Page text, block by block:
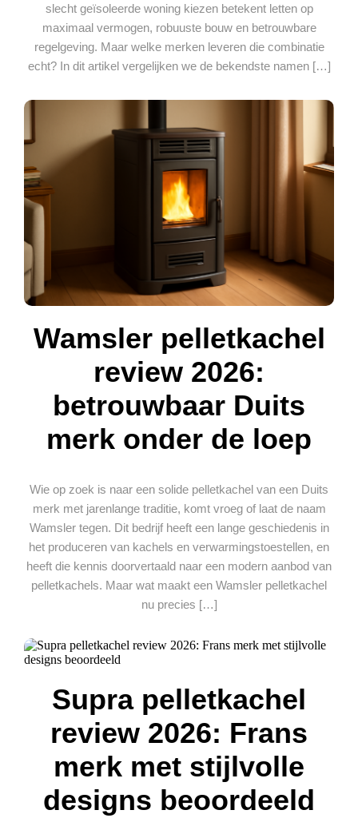
slecht geïsoleerde woning kiezen betekent letten op
maximaal vermogen, robuuste bouw en betrouwbare
regelgeving. Maar welke merken leveren die combinatie
echt? In dit artikel vergelijken we de bekendste namen […]
Wamsler pelletkachel
review 2026:
betrouwbaar Duits
merk onder de loep
Wie op zoek is naar een solide pelletkachel van een Duits
merk met jarenlange traditie, komt vroeg of laat de naam
Wamsler tegen. Dit bedrijf heeft een lange geschiedenis in
het produceren van kachels en verwarmingstoestellen, en
heeft die kennis doorvertaald naar een modern aanbod van
pelletkachels. Maar wat maakt een Wamsler pelletkachel
nu precies […]
Supra pelletkachel
review 2026: Frans
merk met stijlvolle
designs beoordeeld